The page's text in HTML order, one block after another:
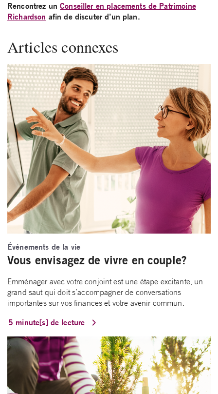
Rencontrez unConseiller en placements de Patrimoine
Richardson afin de discuter d’un plan.
Articles connexes
Événements de la vie
Vous envisagez de vivre en couple?
Emménager avec votre conjoint est une étape excitante, un
grand saut qui doit s’accompagner de conversations
importantes sur vos finances et votre avenir commun.
5 minute[s] de lecture